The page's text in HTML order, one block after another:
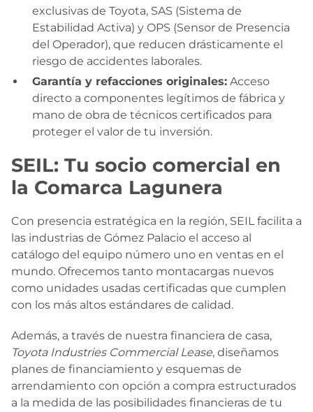
exclusivas de Toyota, SAS (Sistema de
Estabilidad Activa) y OPS (Sensor de Presencia
del Operador), que reducen drásticamente el
riesgo de accidentes laborales.
Garantía y refacciones originales: Acceso
directo a componentes legítimos de fábrica y
mano de obra de técnicos certificados para
proteger el valor de tu inversión.
SEIL: Tu socio comercial en
la Comarca Lagunera
Con presencia estratégica en la región, SEIL facilita a
las industrias de Gómez Palacio el acceso al
catálogo del equipo número uno en ventas en el
mundo. Ofrecemos tanto montacargas nuevos
como unidades usadas certificadas que cumplen
con los más altos estándares de calidad.
Además, a través de nuestra financiera de casa,
Toyota Industries Commercial Lease, diseñamos
planes de financiamiento y esquemas de
arrendamiento con opción a compra estructurados
a la medida de las posibilidades financieras de tu